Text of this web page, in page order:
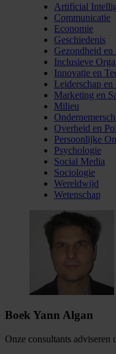
Artificial
Communicatie
Economie
Geschiedenis
Gezondheid en
Inclusieve
Innovatie en
Leiderschap
Marketing en
Milieu
Overheid en
Persoonlijke
Psychologie
Social Media
Sociologie
Wereldwijd
Wetenschap
Boek Yann Algan
Onze consultants